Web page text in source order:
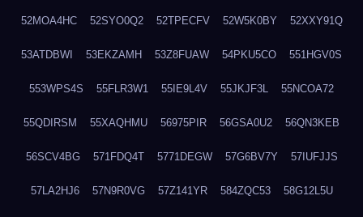
52MOA4HC 52SYO0Q2 52TPECFV 52W5K0BY 52XXY91Q
53ATDBWI 53EKZAMH 53Z8FUAW 54PKU5CO 551HGV0S
553WPS4S 55FLR3W1 55IE9L4V 55JKJF3L 55NCOA72
55QDIRSM 55XAQHMU 56975PIR 56GSA0U2 56QN3KEB
56SCV4BG 571FDQ4T 5771DEGW 57G6BV7Y 57IUFJJS
57LA2HJ6 57N9R0VG 57Z141YR 584ZQC53 58G12L5U